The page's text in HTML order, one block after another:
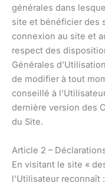
générales dans
site et bénéficier des
connexion au site et
respect des
Générales
de modifier à tout
conseillé à
dernière version des
du Site.
Article 2 –
En visitant le site «
l’Utilisateur reconnaît :